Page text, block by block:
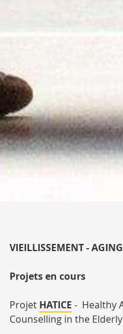
ÉQUIPES DE
...
VIEILLISSEMENT - AGING
Projets en cours
Projet HATICE - Healthy
Counselling in the